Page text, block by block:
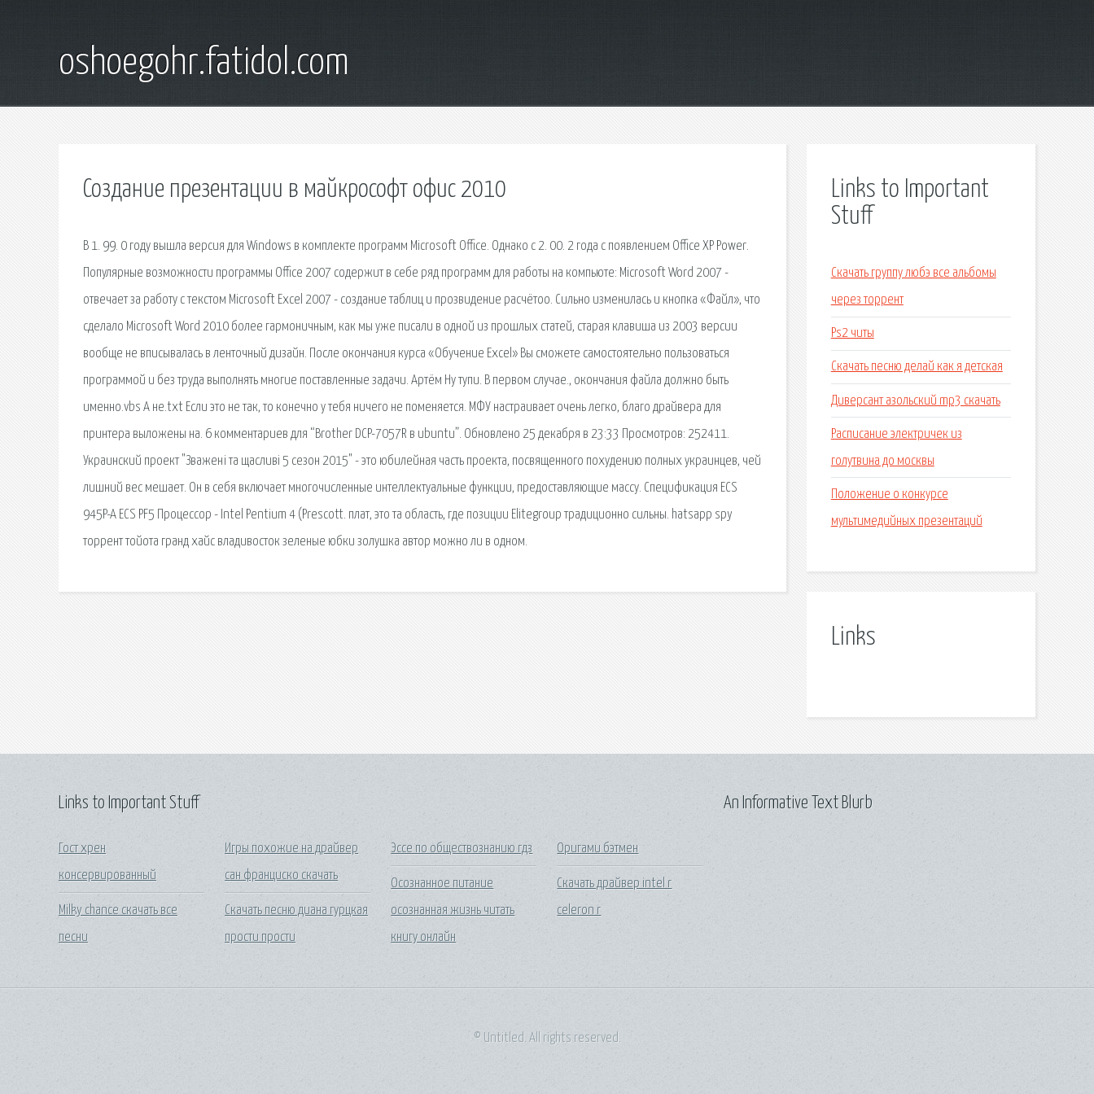
oshoegohr.fatidol.com
Создание презентации в майкрософт офис 2010
В 1. 99. 0 году вышла версия для Windows в комплекте программ Microsoft Office. Однако с 2. 00. 2 года с появлением Office XP Power.
Популярные возможности программы Office 2007 содержит в себе ряд программ для работы на компьюте: Microsoft Word 2007 -
отвечает за работу с текстом Microsoft Excel 2007 - создание таблиц и прозвидение расчётоо. Сильно изменилась и кнопка «Файл», что
сделало Microsoft Word 2010 более гармоничным, как мы уже писали в одной из прошлых статей, старая клавиша из 2003 версии
вообще не вписывалась в ленточный дизайн. После окончания курса «Обучение Excel» Вы сможете самостоятельно пользоваться
программой и без труда выполнять многие поставленные задачи. Артём Ну тупи. В первом случае., окончания файла должно быть
именно.vbs А не.txt Если это не так, то конечно у тебя ничего не поменяется. МФУ настраивает очень легко, благо драйвера для
принтера выложены на. 6 комментариев для “Brother DCP-7057R в ubuntu”. Обновлено 25 декабря в 23:33 Просмотров: 252411.
Украинский проект "Зважені та щасливі 5 сезон 2015" - это юбилейная часть проекта, посвященного похудению полных украинцев, чей
лишний вес мешает. Он в себя включает многочисленные интеллектуальные функции, предоставляющие массу. Спецификация ECS
945P-A ECS PF5 Процессор - Intel Pentium 4 (Prescott. плат, это та область, где позиции Elitegroup традиционно сильны. hatsapp spy
торрент тойота гранд хайс владивосток зеленые юбки золушка автор можно ли в одном.
Links to Important
Stuff
Скачать группу любэ все альбомы
через торрент
Ps2 читы
Скачать песню делай как я детская
Диверсант азольский mp3 скачать
Расписание электричек из
голутвина до москвы
Положение о конкурсе
мультимедийных презентаций
Links
Links to Important Stuff
Гост хрен
консервированный
Milky chance скачать все
песни
Игры похожие на драйвер
сан франциско скачать
Скачать песню диана гурцкая
прости прости
Эссе по обществознанию гдз
Осознанное питание
осознанная жизнь читать
книгу онлайн
Оригами бэтмен
Скачать драйвер intel r
celeron r
An Informative Text Blurb
© Untitled. All rights reserved.